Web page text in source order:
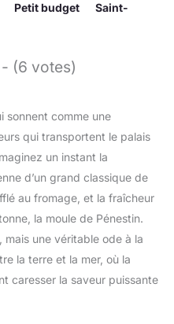
Petit budget
Saint-
(6 votes)
sonnent comme une
qui transportent le palais
un instant la
d’un grand classique de
au fromage, et la fraîcheur
la moule de Pénestin.
mais une véritable ode à la
la terre et la mer, où la
caresser la saveur puissante